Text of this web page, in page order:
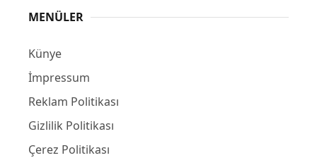
MENÜLER
Künye
İmpressum
Reklam Politikası
Gizlilik Politikası
Çerez Politikası